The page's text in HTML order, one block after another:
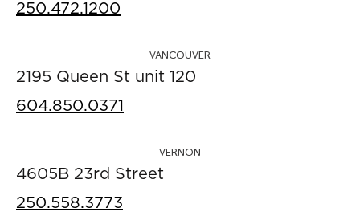
250.472.1200
VANCOUVER
2195 Queen St unit 120
604.850.0371
VERNON
4605B 23rd Street
250.558.3773